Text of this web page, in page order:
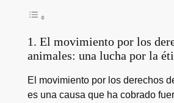
1. El movimiento por los
animales: una lucha por la
El movimiento por los derechos
es una causa que ha cobrado